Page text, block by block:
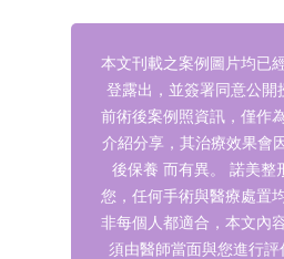
本文刊載之案例圖片均已
登露出，並簽署同意公開
前術後案例照資訊，僅作
介紹分享，其治療效果會
後保養 而有異。
諾美整
您，任何手術與醫療處置
非每個人都適合，本文內
須由醫師當面與您進行評